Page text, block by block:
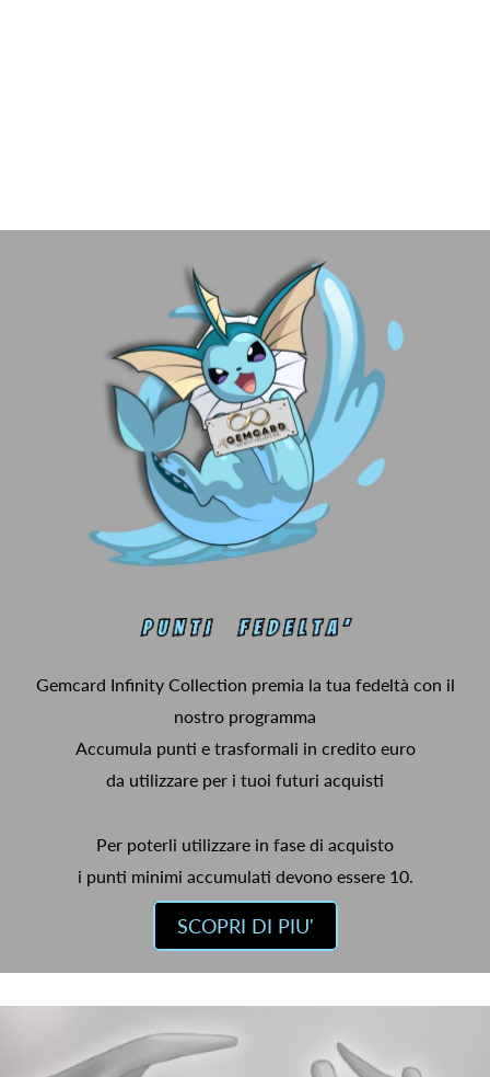
Gemcard Infinity Collection premia la tua fedeltà con il
nostro programma
Accumula punti e trasformali in credito euro
da utilizzare per i tuoi futuri acquisti
Per poterli utilizzare in fase di acquisto
i punti minimi accumulati devono essere 10.
SCOPRI DI PIU'